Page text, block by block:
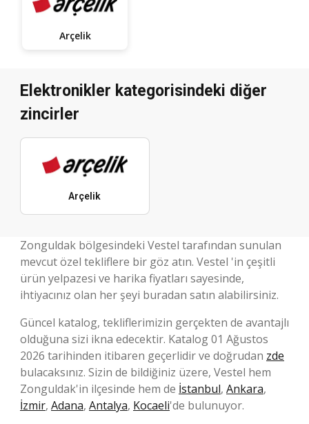
Arçelik
Elektronikler kategorisindeki diğer
zincirler
Arçelik
Zonguldak bölgesindeki Vestel tarafından sunulan
mevcut özel tekliflere bir göz atın. Vestel 'in çeşitli
ürün yelpazesi ve harika fiyatları sayesinde,
ihtiyacınız olan her şeyi buradan satın alabilirsiniz.
Güncel katalog, tekliflerimizin gerçekten de avantajlı
olduğuna sizi ikna edecektir. Katalog 01 Ağustos
2026 tarihinden itibaren geçerlidir ve doğrudan zde
bulacaksınız. Sizin de bildiğiniz üzere, Vestel hem
Zonguldak'in ilçesinde hem de İstanbul, Ankara,
İzmir, Adana, Antalya, Kocaeli'de bulunuyor.